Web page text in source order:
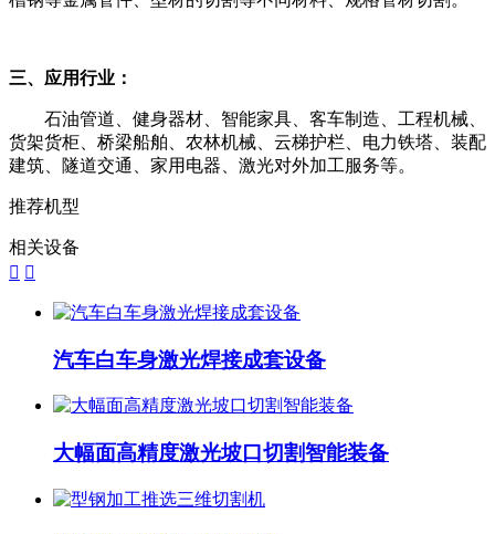
三、应用行业：
石油管道、健身器材、智能家具、客车制造、工程机械、
货架货柜、桥梁船舶、农林机械、云梯护栏、电力铁塔、装配
建筑、隧道交通、家用电器、激光对外加工服务等。
推荐机型
相关设备
 
汽车白车身激光焊接成套设备
大幅面高精度激光坡口切割智能装备